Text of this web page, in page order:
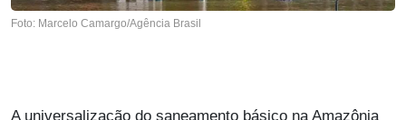
Foto: Marcelo Camargo/Agência Brasil
A universalização do saneamento básico na Amazônia